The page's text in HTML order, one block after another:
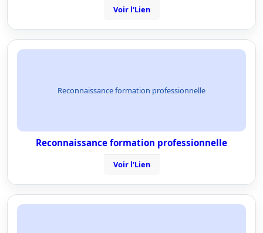
Voir l'Lien
Reconnaissance formation professionnelle
Reconnaissance formation professionnelle
Voir l'Lien